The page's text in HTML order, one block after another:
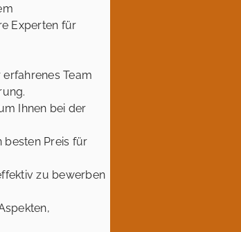
Experten für
Team
Ihnen bei der
besten Preis für
zu bewerben